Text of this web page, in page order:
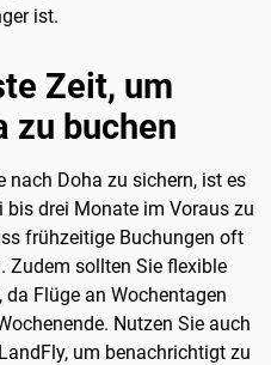
ist.
Zeit, um
zu buchen
nach Doha zu sichern, ist es
bis drei Monate im Voraus zu
frühzeitige Buchungen oft
Zudem sollten Sie flexible
Flüge an Wochentagen
Nutzen Sie auch
um benachrichtigt zu